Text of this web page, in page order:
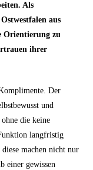
Als
aus
Orientierung zu
ihrer
Der
und
die keine
langfristig
machen nicht nur
einer gewissen